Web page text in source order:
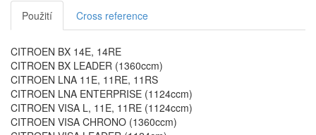
Použití Cross reference
CITROEN BX 14E, 14RE
CITROEN BX LEADER (1360ccm)
CITROEN LNA 11E, 11RE, 11RS
CITROEN LNA ENTERPRISE (1124ccm)
CITROEN VISA L, 11E, 11RE (1124ccm)
CITROEN VISA CHRONO (1360ccm)